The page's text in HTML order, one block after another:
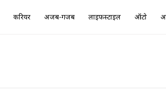
करियर अजब-गजब लाइफस्टाइल ऑटो